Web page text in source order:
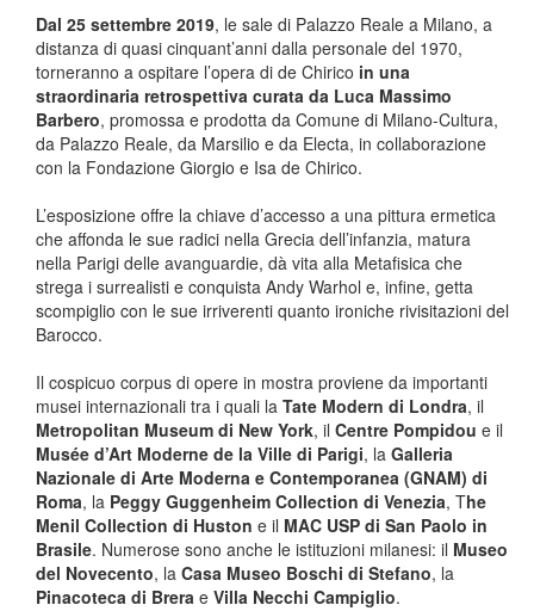
Dal 25 settembre 2019, le sale di Palazzo Reale a Milano, a
distanza di quasi cinquant’anni dalla personale del 1970,
torneranno a ospitare l’opera di de Chirico in una
straordinaria retrospettiva curata da Luca Massimo
Barbero, promossa e prodotta da Comune di Milano-Cultura,
da Palazzo Reale, da Marsilio e da Electa, in collaborazione
con la Fondazione Giorgio e Isa de Chirico.
L’esposizione offre la chiave d’accesso a una pittura ermetica
che affonda le sue radici nella Grecia dell’infanzia, matura
nella Parigi delle avanguardie, dà vita alla Metafisica che
strega i surrealisti e conquista Andy Warhol e, infine, getta
scompiglio con le sue irriverenti quanto ironiche rivisitazioni del
Barocco.
Il cospicuo corpus di opere in mostra proviene da importanti
musei internazionali tra i quali la Tate Modern di Londra, il
Metropolitan Museum di New York, il Centre Pompidou e il
Musée d’Art Moderne de la Ville di Parigi, la Galleria
Nazionale di Arte Moderna e Contemporanea (GNAM) di
Roma, la Peggy Guggenheim Collection di Venezia, The
Menil Collection di Huston e il MAC USP di San Paolo in
Brasile. Numerose sono anche le istituzioni milanesi: il Museo
del Novecento, la Casa Museo Boschi di Stefano, la
Pinacoteca di Brera e Villa Necchi Campiglio.